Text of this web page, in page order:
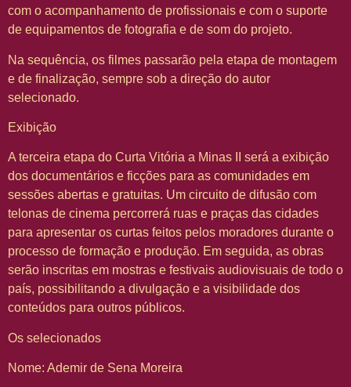
com o acompanhamento de profissionais e com o suporte
de equipamentos de fotografia e de som do projeto.
Na sequência, os filmes passarão pela etapa de montagem
e de finalização, sempre sob a direção do autor
selecionado.
Exibição
A terceira etapa do Curta Vitória a Minas II será a exibição
dos documentários e ficções para as comunidades em
sessões abertas e gratuitas. Um circuito de difusão com
telonas de cinema percorrerá ruas e praças das cidades
para apresentar os curtas feitos pelos moradores durante o
processo de formação e produção. Em seguida, as obras
serão inscritas em mostras e festivais audiovisuais de todo o
país, possibilitando a divulgação e a visibilidade dos
conteúdos para outros públicos.
Os selecionados
Nome: Ademir de Sena Moreira